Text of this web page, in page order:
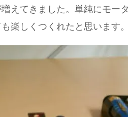
増えてきました。単純にモー
楽しくつくれたと思います。